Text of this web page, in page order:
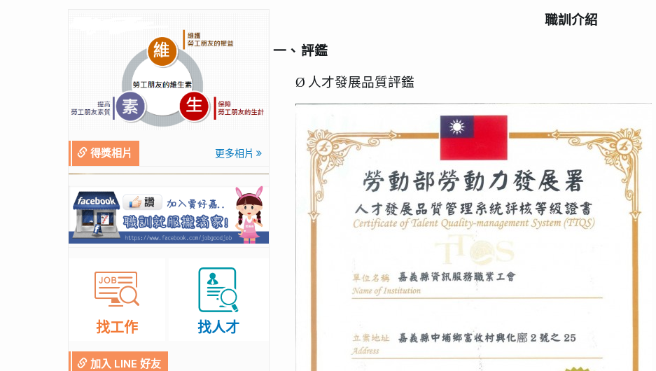
得獎相片 更多相片
找工作 找人才
加入 LINE 好友
職訓介紹
一、 評鑑
Ø 人才發展品質評鑑